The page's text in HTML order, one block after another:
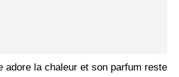
adore la chaleur et son parfum reste